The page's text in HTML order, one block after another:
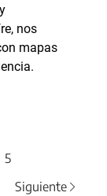
nos
mapas
5
Siguiente